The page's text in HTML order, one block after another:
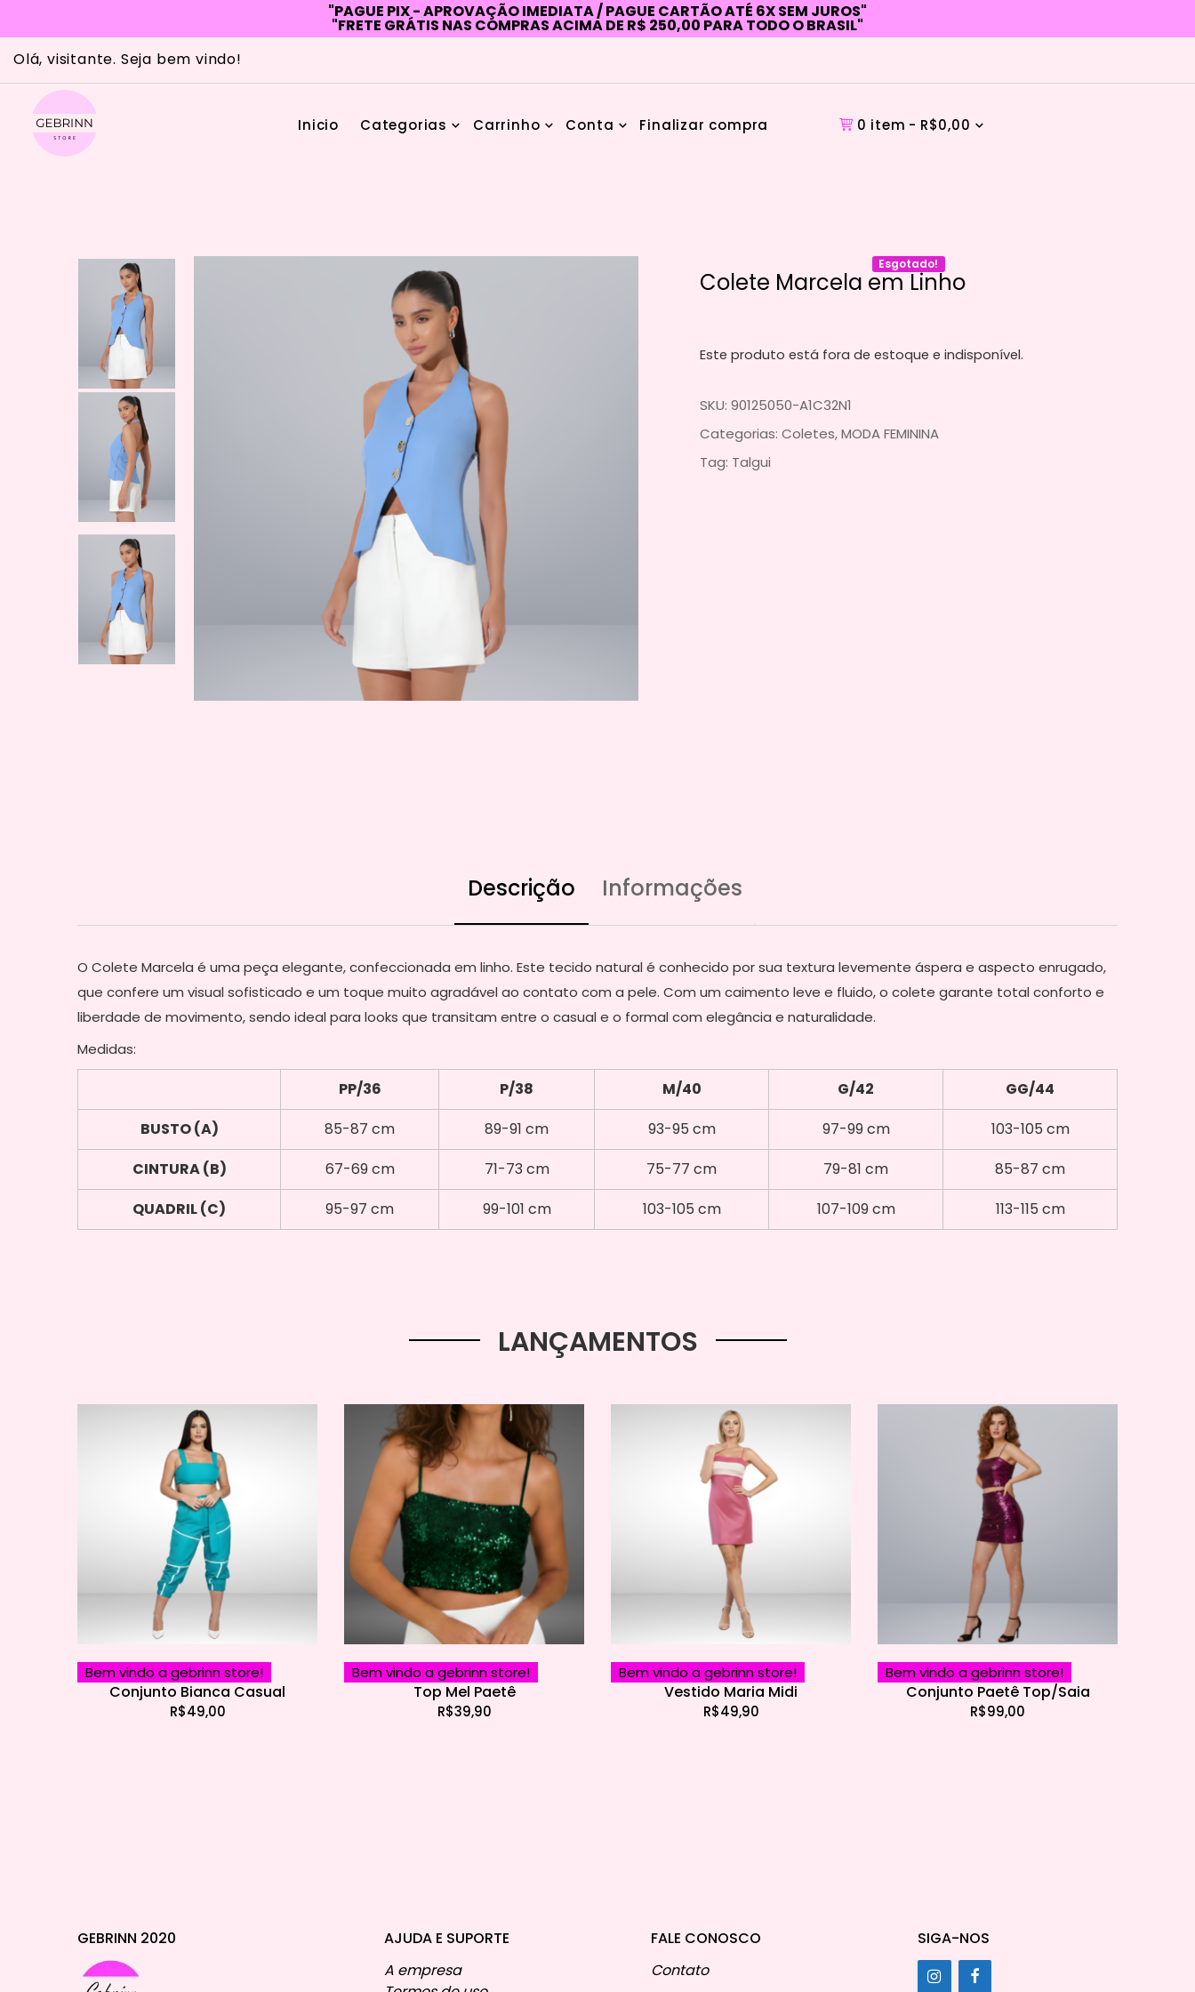
"PAGUE PIX - APROVAÇÃO IMEDIATA / PAGUE CARTÃO ATÉ 6X SEM JUROS"
"FRETE GRÁTIS NAS COMPRAS ACIMA DE R$ 250,00 PARA TODO O BRASIL"
content
Olá, visitante. Seja bem vindo!
Inicio Categorias Carrinho Conta Finalizar compra 0 item R$0,00
Esgotado!
Colete Marcela em Linho
Este produto está fora de estoque e indisponível.
SKU: 90125050-A1C32N1
Categorias: Coletes,MODA FEMININA
Tag: Talgui
Descrição Informações
O Colete Marcela é uma peça elegante, confeccionada em linho. Este tecido natural é conhecido por sua textura levemente áspera e aspecto enrugado,
que confere um visual sofisticado e um toque muito agradável ao contato com a pele. Com um caimento leve e fluido, o colete garante total conforto e
liberdade de movimento, sendo ideal para looks que transitam entre o casual e o formal com elegância e naturalidade.
Medidas:
PP/36 P/38 M/40 G/42
GG/44
BUSTO (A)
85-87 cm 89-91 cm 93-95 cm 97-99 cm
103-105 cm
CINTURA (B)
67-69 cm 71-73 cm 75-77 cm 79-81 cm
85-87 cm
QUADRIL (C)
95-97 cm 99-101 cm 103-105 cm 107-109 cm 113-115 cm
LANÇAMENTOS
Bem vindo a gebrinn store!
Conjunto Bianca Casual
R$49,00
Bem vindo a gebrinn store!
Top Mel Paetê
R$39,90
Bem vindo a gebrinn store!
Vestido Maria Midi
R$49,90
Bem vindo a gebrinn store!
Conjunto Paetê Top/Saia
R$99,00
GEBRINN 2020
AJUDA E SUPORTE
A empresa
FALE CONOSCO
Contato
SIGA-NOS